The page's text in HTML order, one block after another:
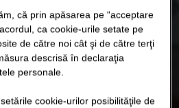
că prin apăsarea pe “acceptare
ca cookie-urile setate pe
de către noi cât şi de către terţi
descrisă în declaraţia
personale.
cookie-urilor posibilităţile de